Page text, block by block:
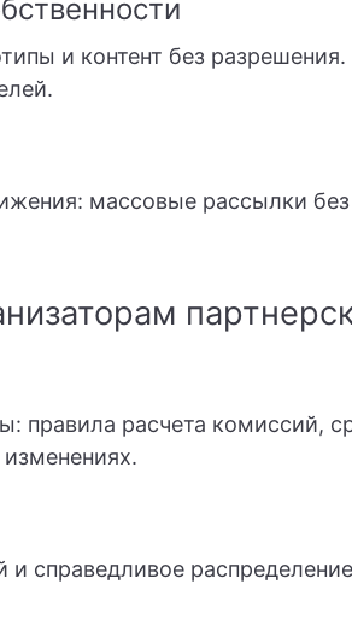
и контент без
массовые рассылки
правила расчета комиссий,
и справедливое